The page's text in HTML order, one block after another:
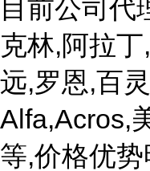
目前公司代
克林,阿拉
远,罗恩,百
Alfa,Acros,
等,价格优